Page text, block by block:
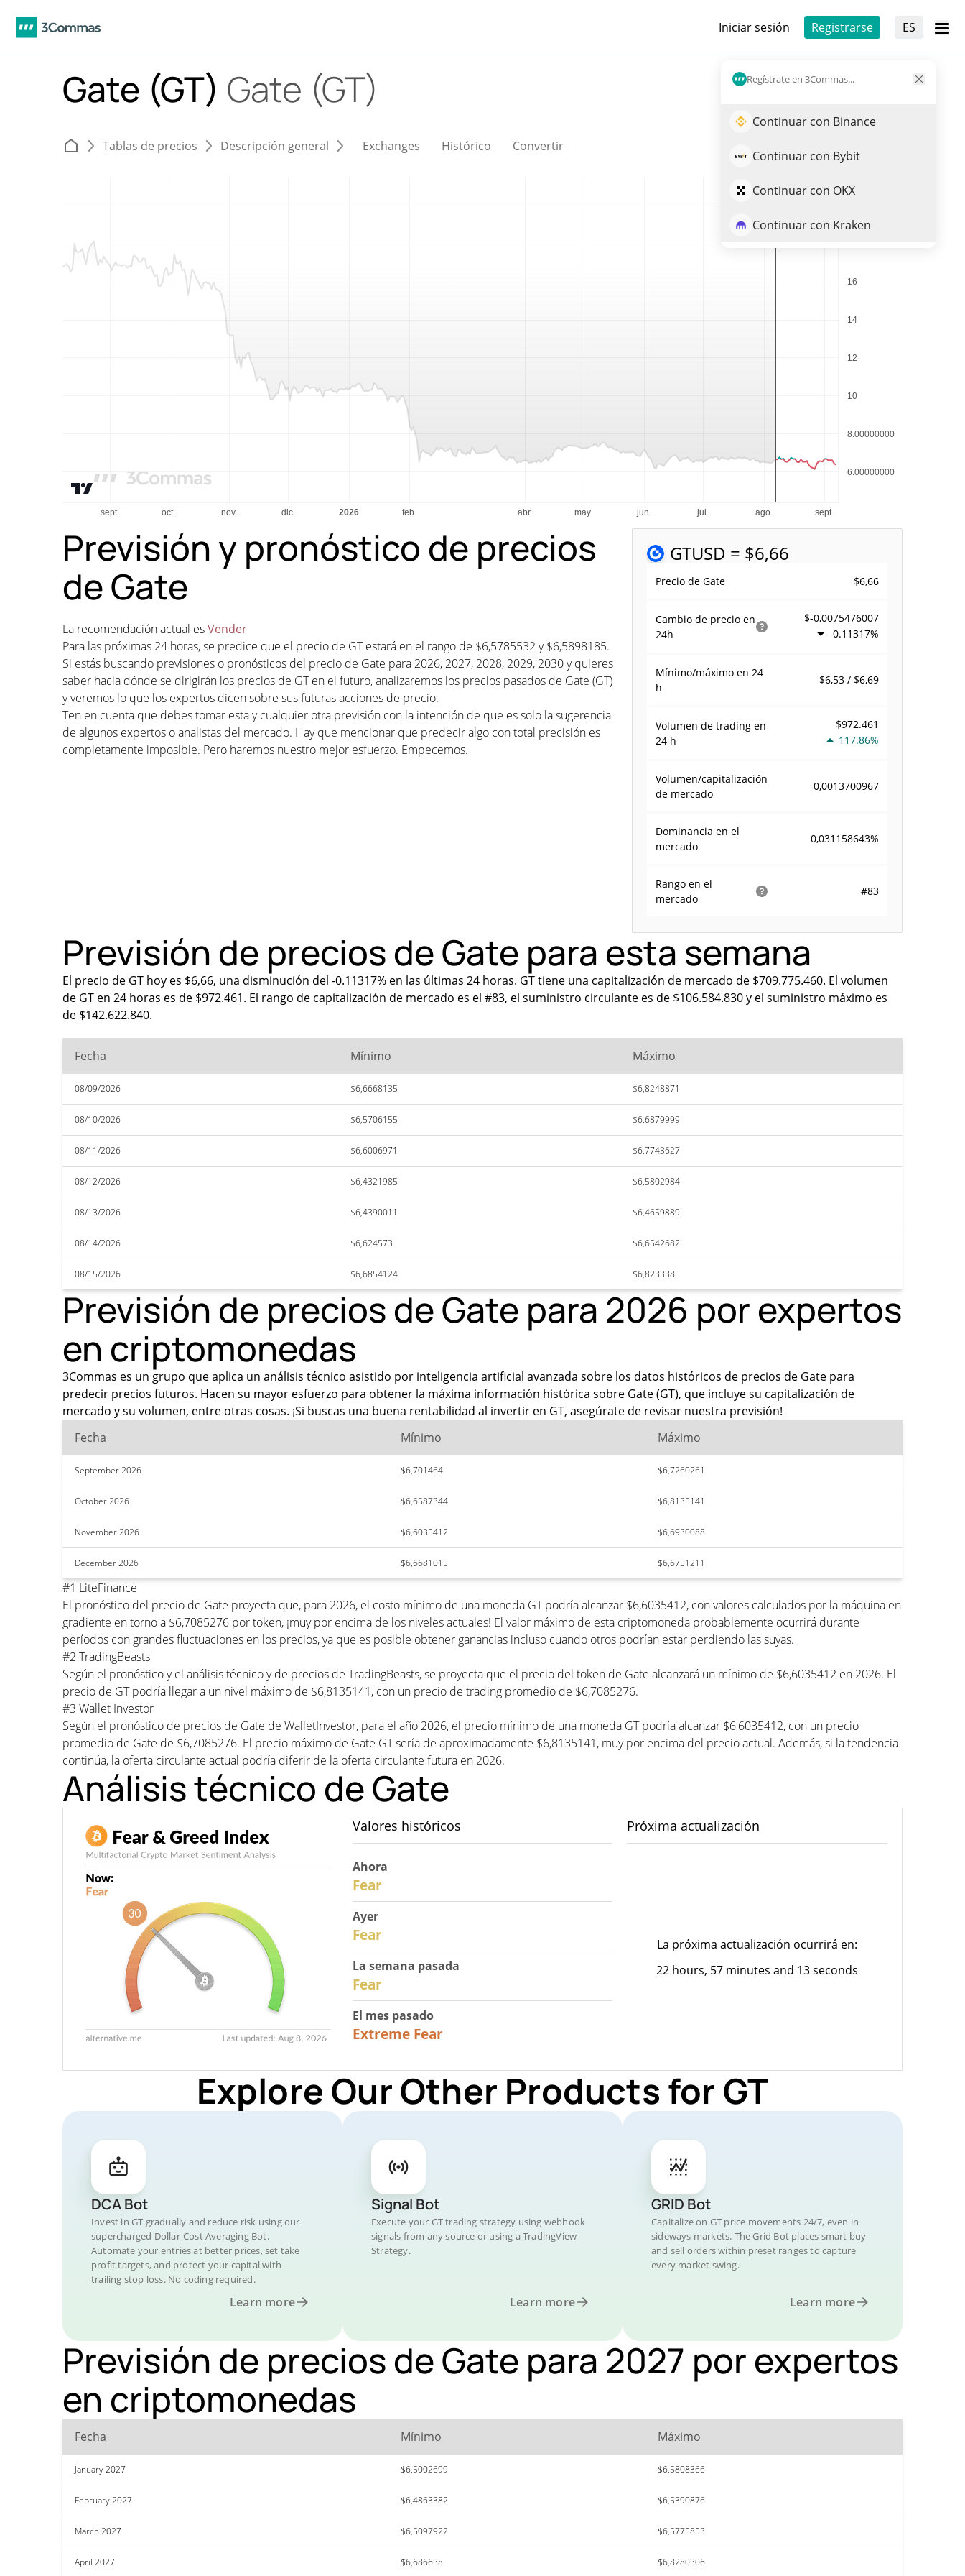
Iniciar sesión Registrarse ES
Regístrate en 3Commas...
Continuar con Binance
Continuar con Bybit
Continuar con OKX
Continuar con Kraken
Gate (GT) Gate (GT)
Tablas de precios Descripción general Exchanges Histórico Convertir
GTUSD = $6,66
Precio de Gate $6,66
Cambio de precio en
24h
$-0,0075476007
-0.11317%
Mínimo/máximo en 24
h
$6,53 / $6,69
Volumen de trading en
24 h
$972.461
117.86%
Volumen/capitalización
de mercado
0,0013700967
Dominancia en el
mercado
0,031158643%
Rango en el
mercado
#83
Previsión y pronóstico de precios
de Gate
La recomendación actual esVender
Para las próximas 24 horas, se predice que el precio de GT estará en el rango de $6,5785532 y $6,5898185.
Si estás buscando previsiones o pronósticos del precio de Gate para 2026, 2027, 2028, 2029, 2030 y quieres
saber hacia dónde se dirigirán los precios de GT en el futuro, analizaremos los precios pasados de Gate (GT)
y veremos lo que los expertos dicen sobre sus futuras acciones de precio.
Ten en cuenta que debes tomar esta y cualquier otra previsión con la intención de que es solo la sugerencia
de algunos expertos o analistas del mercado. Hay que mencionar que predecir algo con total precisión es
completamente imposible. Pero haremos nuestro mejor esfuerzo. Empecemos.
Previsión de precios de Gate para esta semana
El precio de GT hoy es $6,66, una disminución del -0.11317% en las últimas 24 horas. GT tiene una capitalización de mercado de $709.775.460. El volumen
de GT en 24 horas es de $972.461. El rango de capitalización de mercado es el #83, el suministro circulante es de $106.584.830 y el suministro máximo es
de $142.622.840.
Fecha Mínimo Máximo
08/09/2026 $6,6668135 $6,8248871
08/10/2026 $6,5706155 $6,6879999
08/11/2026 $6,6006971 $6,7743627
08/12/2026 $6,4321985 $6,5802984
08/13/2026 $6,4390011 $6,4659889
08/14/2026 $6,624573 $6,6542682
08/15/2026 $6,6854124 $6,823338
Previsión de precios de Gate para 2026 por expertos
en criptomonedas
3Commas es un grupo que aplica un análisis técnico asistido por inteligencia artificial avanzada sobre los datos históricos de precios de Gate para
predecir precios futuros. Hacen su mayor esfuerzo para obtener la máxima información histórica sobre Gate (GT), que incluye su capitalización de
mercado y su volumen, entre otras cosas. ¡Si buscas una buena rentabilidad al invertir en GT, asegúrate de revisar nuestra previsión!
Fecha
Mínimo Máximo
September 2026 $6,701464 $6,7260261
October 2026 $6,6587344 $6,8135141
November 2026 $6,6035412 $6,6930088
December 2026 $6,6681015 $6,6751211
#1 LiteFinance
El pronóstico del precio de Gate proyecta que, para 2026, el costo mínimo de una moneda GT podría alcanzar $6,6035412, con valores calculados por la máquina en
gradiente en torno a $6,7085276 por token, ¡muy por encima de los niveles actuales! El valor máximo de esta criptomoneda probablemente ocurrirá durante
períodos con grandes fluctuaciones en los precios, ya que es posible obtener ganancias incluso cuando otros podrían estar perdiendo las suyas.
#2 TradingBeasts
Según el pronóstico y el análisis técnico y de precios de TradingBeasts, se proyecta que el precio del token de Gate alcanzará un mínimo de $6,6035412 en 2026. El
precio de GT podría llegar a un nivel máximo de $6,8135141, con un precio de trading promedio de $6,7085276.
#3 Wallet Investor
Según el pronóstico de precios de Gate de WalletInvestor, para el año 2026, el precio mínimo de una moneda GT podría alcanzar $6,6035412, con un precio
promedio de Gate de $6,7085276. El precio máximo de Gate GT sería de aproximadamente $6,8135141, muy por encima del precio actual. Además, si la tendencia
continúa, la oferta circulante actual podría diferir de la oferta circulante futura en 2026.
Análisis técnico de Gate
Valores históricos
Ahora
Fear
Ayer
Fear
La semana pasada
Fear
El mes pasado
Extreme Fear
Próxima actualización
La próxima actualización ocurrirá en:
22 hours, 57 minutes and 13 seconds
Explore Our Other Products for GT
DCA Bot
Invest in GT gradually and reduce risk using our
supercharged Dollar-Cost Averaging Bot.
Automate your entries at better prices, set take
profit targets, and protect your capital with
trailing stop loss. No coding required.
Learn more
Signal Bot
Execute your GT trading strategy using webhook
signals from any source or using a TradingView
Strategy.
Learn more
GRID Bot
Capitalize on GT price movements 24/7, even in
sideways markets. The Grid Bot places smart buy
and sell orders within preset ranges to capture
every market swing.
Learn more
Previsión de precios de Gate para 2027 por expertos
en criptomonedas
Fecha Mínimo Máximo
January 2027 $6,5002699 $6,5808366
February 2027 $6,4863382 $6,5390876
March 2027 $6,5097922 $6,5775853
April 2027 $6,686638 $6,8280306